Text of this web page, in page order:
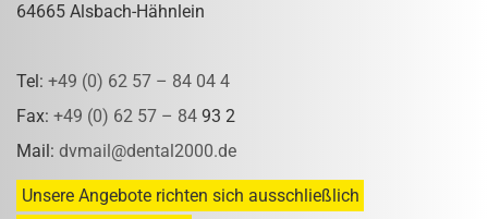
64665 Alsbach-Hähnlein
Tel: +49 (0) 62 57 – 84 04 4
Fax: +49 (0) 62 57 – 84 93 2
Mail: dvmail@dental2000.de
Unsere Angebote richten sich ausschließlich